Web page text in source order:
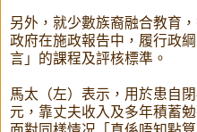
另外，就少數族裔融合教育
政府在施政報告中，履行政
言」的課程及評核標準。
馬太（左）表示，用於患自
元，靠丈夫收入及多年積蓄